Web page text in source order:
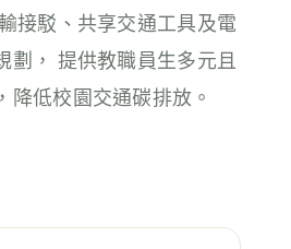
接駁、共享交通工具及電
劃， 提供教職員生多元且
降低校園交通碳排放。